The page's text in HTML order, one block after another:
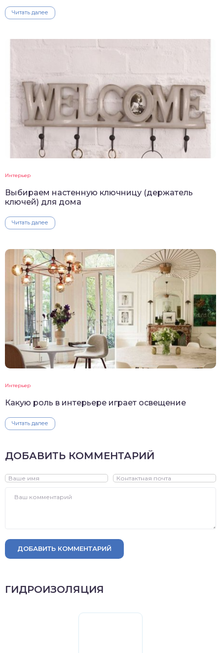
Читать далее
Интерьер
Выбираем настенную ключницу (держатель
ключей) для дома
Читать далее
Интерьер
Какую роль в интерьере играет освещение
Читать далее
ДОБАВИТЬ КОММЕНТАРИЙ
ДОБАВИТЬ КОММЕНТАРИЙ
ГИДРОИЗОЛЯЦИЯ